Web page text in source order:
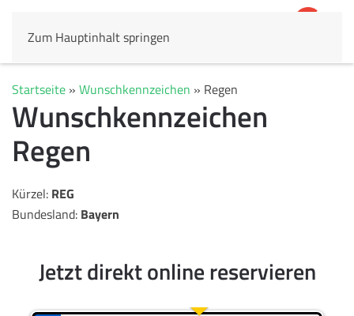
Zum Hauptinhalt springen
Startseite » Wunschkennzeichen » Regen
Wunschkennzeichen
Regen
Kürzel: REG
Bundesland: Bayern
Jetzt direkt online reservieren